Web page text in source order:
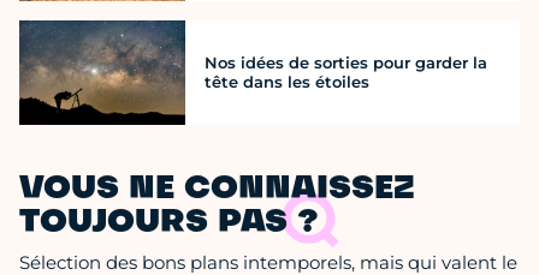
Nos idées de sorties pour garder la
tête dans les étoiles
VOUS NE CONNAISSEZ
TOUJOURS PAS ?
Sélection des bons plans intemporels, mais qui valent le